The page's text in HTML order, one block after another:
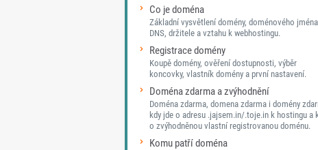
Co je doména
Základní vysvětlení domény, doménového
DNS, držitele a vztahu k webhostingu.
Registrace domény
Koupě domény, ověření dostupnosti, výběr
koncovky, vlastník domény a první nastavení.
Doména zdarma a zvýhodnění
Doména zdarma, domena zdarma i domény
kdy jde o adresu .jajsem.in/.toje.in k hostingu a
o zvýhodněnou vlastní registrovanou doménu.
Komu patří doména